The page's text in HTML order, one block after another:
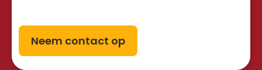
Neem contact op